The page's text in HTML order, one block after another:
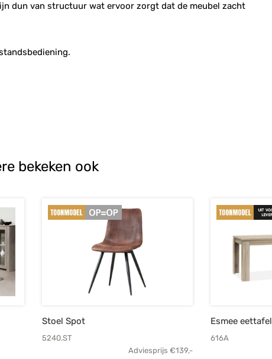
dun van structuur wat ervoor zorgt dat de meubel zacht
bekeken ook
Stoel Spot
5240.ST
Adviesprijs €139,-
Esmee eettafel
616A